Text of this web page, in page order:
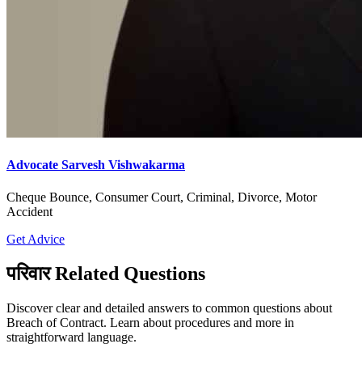
Advocate Sarvesh Vishwakarma
Cheque Bounce, Consumer Court, Criminal, Divorce, Motor
Accident
Get Advice
परिवार Related Questions
Discover clear and detailed answers to common questions about
Breach of Contract. Learn about procedures and more in
straightforward language.